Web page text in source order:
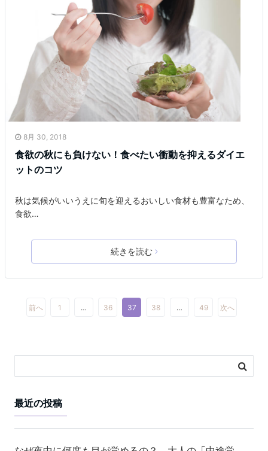
8月 30, 2018
食欲の秋にも負けない！食べたい衝動を抑えるダイエ
ットのコツ
秋は気候がいいうえに旬を迎えるおいしい食材も豊富なため、
食欲…
続きを読む
前へ 1 … 36 37 38 … 49 次へ
最近の投稿